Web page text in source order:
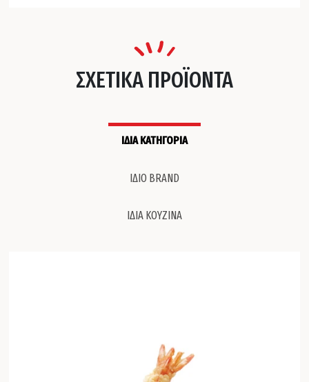
ΣΧΕΤΙΚΑ ΠΡΟΪΟΝΤΑ
ΙΔΙΑ ΚΑΤΗΓΟΡΙΑ
ΙΔΙΟ BRAND
ΙΔΙΑ ΚΟΥΖΙΝΑ